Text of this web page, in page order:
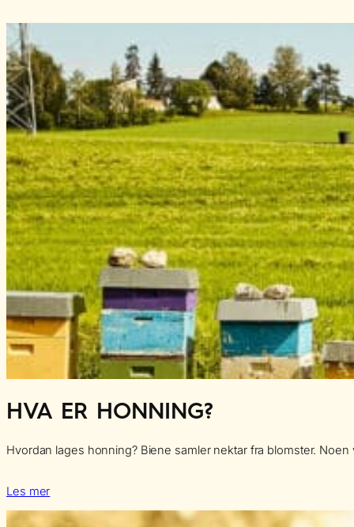
HVA ER HONNING?
Hvordan lages honning? Biene samler nektar fra blomster.
Les mer